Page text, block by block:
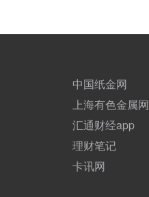
中国纸金网
上海有色金属网
汇通财经app
理财笔记
卡讯网